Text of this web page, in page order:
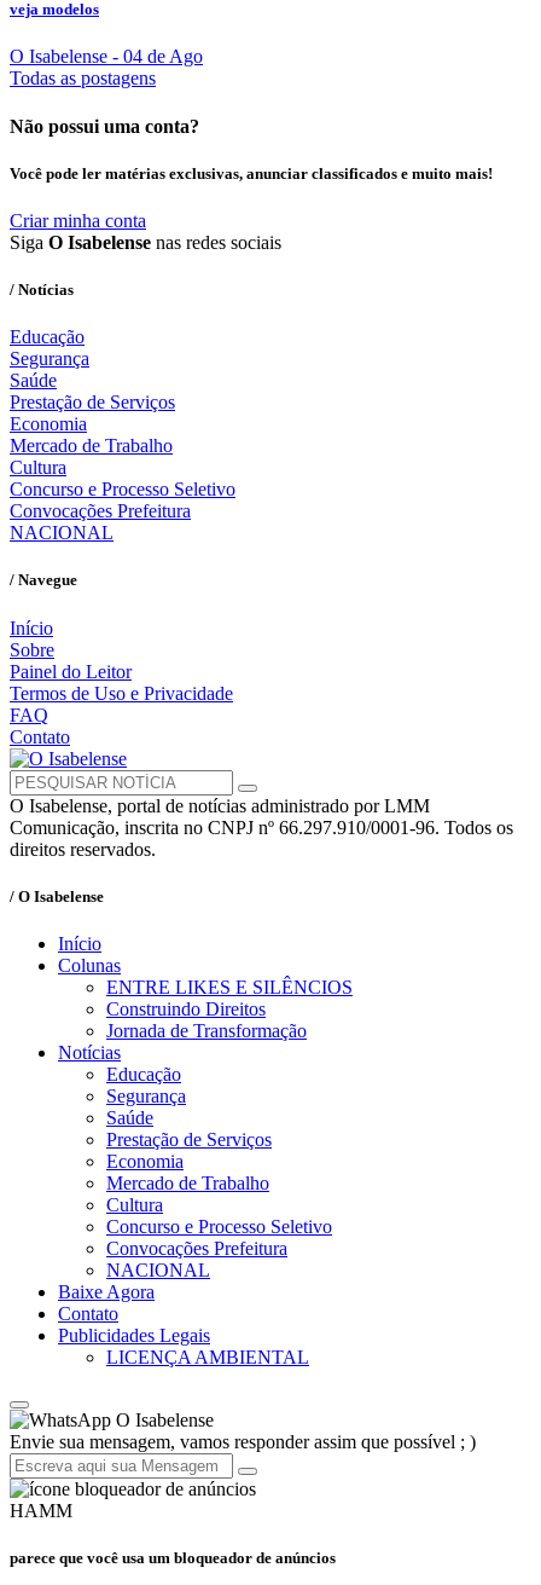
veja modelos
O Isabelense - 04 de Ago
Todas as postagens
Não possui uma conta?
Você pode ler matérias exclusivas, anunciar classificados e muito mais!
Criar minha conta
Siga O Isabelense nas redes sociais
/ Notícias
Educação
Segurança
Saúde
Prestação de Serviços
Economia
Mercado de Trabalho
Cultura
Concurso e Processo Seletivo
Convocações Prefeitura
NACIONAL
/ Navegue
Início
Sobre
Painel do Leitor
Termos de Uso e Privacidade
FAQ
Contato
O Isabelense, portal de notícias administrado por LMM
Comunicação, inscrita no CNPJ nº 66.297.910/0001-96. Todos os
direitos reservados.
/ O Isabelense
Início
Colunas
ENTRE LIKES E SILÊNCIOS
Construindo Direitos
Jornada de Transformação
Notícias
Educação
Segurança
Saúde
Prestação de Serviços
Economia
Mercado de Trabalho
Cultura
Concurso e Processo Seletivo
Convocações Prefeitura
NACIONAL
Baixe Agora
Contato
Publicidades Legais
LICENÇA AMBIENTAL
O Isabelense
Envie sua mensagem, vamos responder assim que possível ; )
HAMM
parece que você usa um bloqueador de anúncios